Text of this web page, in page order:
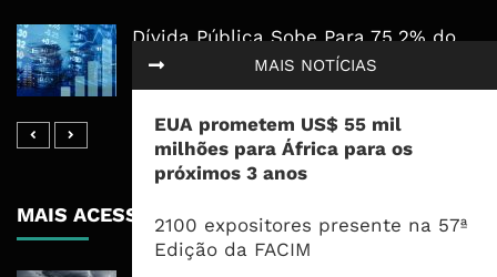
MAIS NOTÍCIAS
EUA prometem US$ 55 mil
milhões para África para os
próximos 3 anos
2100 expositores presente na 57ª
Edição da FACIM
Dívida Pública Sobe Para 75,2% do
PIB e Pressão Desloca-se Para o
Endividamento Interno
MAIS ACESSADOS